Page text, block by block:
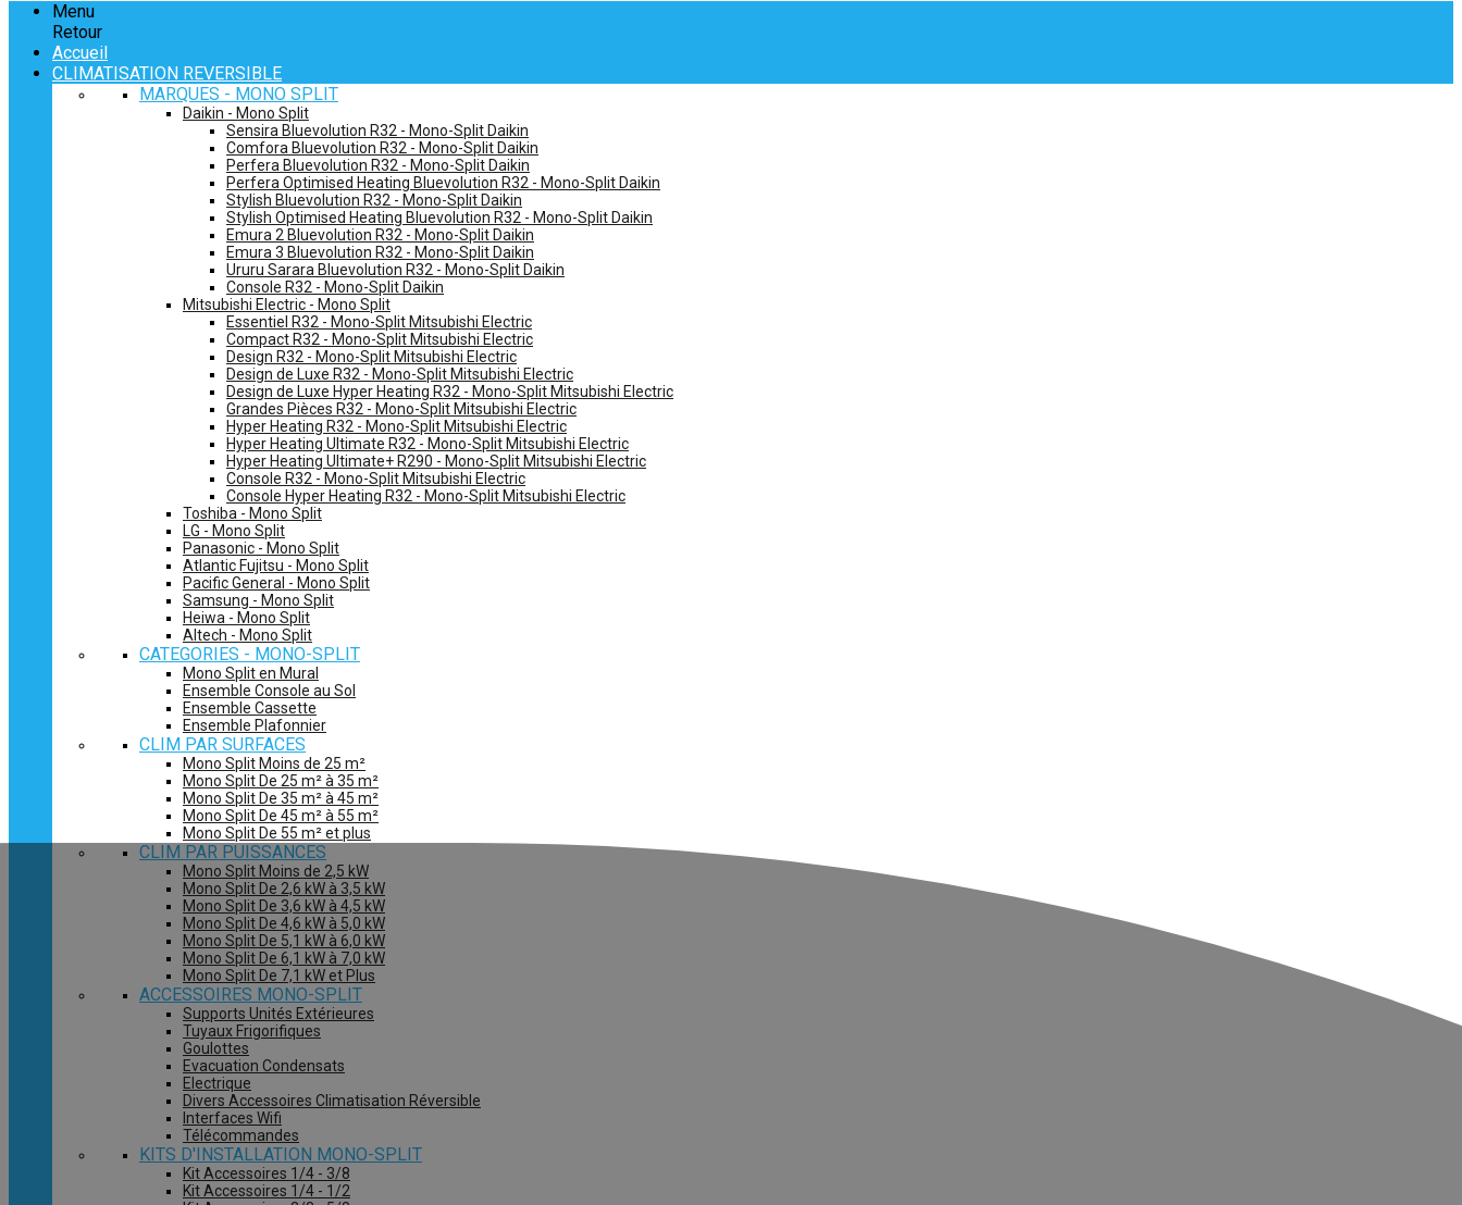
Menu
Retour
Accueil
CLIMATISATION REVERSIBLE
MARQUES - MONO SPLIT
Daikin - Mono Split
Sensira Bluevolution R32 - Mono-Split Daikin
Comfora Bluevolution R32 - Mono-Split Daikin
Perfera Bluevolution R32 - Mono-Split Daikin
Perfera Optimised Heating Bluevolution R32 - Mono-Split Daikin
Stylish Bluevolution R32 - Mono-Split Daikin
Stylish Optimised Heating Bluevolution R32 - Mono-Split Daikin
Emura 2 Bluevolution R32 - Mono-Split Daikin
Emura 3 Bluevolution R32 - Mono-Split Daikin
Ururu Sarara Bluevolution R32 - Mono-Split Daikin
Console R32 - Mono-Split Daikin
Mitsubishi Electric - Mono Split
Essentiel R32 - Mono-Split Mitsubishi Electric
Compact R32 - Mono-Split Mitsubishi Electric
Design R32 - Mono-Split Mitsubishi Electric
Design de Luxe R32 - Mono-Split Mitsubishi Electric
Design de Luxe Hyper Heating R32 - Mono-Split Mitsubishi Electric
Grandes Pièces R32 - Mono-Split Mitsubishi Electric
Hyper Heating R32 - Mono-Split Mitsubishi Electric
Hyper Heating Ultimate R32 - Mono-Split Mitsubishi Electric
Hyper Heating Ultimate+ R290 - Mono-Split Mitsubishi Electric
Console R32 - Mono-Split Mitsubishi Electric
Console Hyper Heating R32 - Mono-Split Mitsubishi Electric
Toshiba - Mono Split
LG - Mono Split
Panasonic - Mono Split
Atlantic Fujitsu - Mono Split
Pacific General - Mono Split
Samsung - Mono Split
Heiwa - Mono Split
Altech - Mono Split
CATEGORIES - MONO-SPLIT
Mono Split en Mural
Ensemble Console au Sol
Ensemble Cassette
Ensemble Plafonnier
CLIM PAR SURFACES
Mono Split Moins de 25 m²
Mono Split De 25 m² à 35 m²
Mono Split De 35 m² à 45 m²
Mono Split De 45 m² à 55 m²
Mono Split De 55 m² et plus
CLIM PAR PUISSANCES
Mono Split Moins de 2,5 kW
Mono Split De 2,6 kW à 3,5 kW
Mono Split De 3,6 kW à 4,5 kW
Mono Split De 4,6 kW à 5,0 kW
Mono Split De 5,1 kW à 6,0 kW
Mono Split De 6,1 kW à 7,0 kW
Mono Split De 7,1 kW et Plus
ACCESSOIRES MONO-SPLIT
Supports Unités Extérieures
Tuyaux Frigorifiques
Goulottes
Evacuation Condensats
Electrique
Divers Accessoires Climatisation Réversible
Interfaces Wifi
Télécommandes
KITS D'INSTALLATION MONO-SPLIT
Kit Accessoires 1/4 - 3/8
Kit Accessoires 1/4 - 1/2